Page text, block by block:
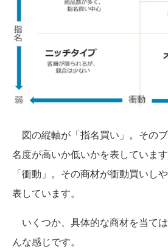
図の縦軸が「指名買い」。その
名度が高いか低いかを表していま
「衝動」。その商材が衝動買いし
表しています。
いくつか、具体的な商材を当て
んな感じです。